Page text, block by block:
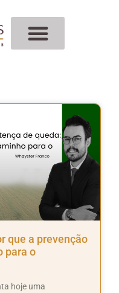
que a prevenção
para o
hoje uma